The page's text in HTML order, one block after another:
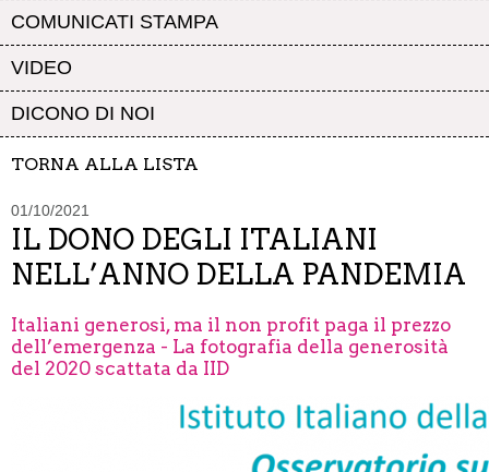
COMUNICATI STAMPA
VIDEO
DICONO DI NOI
TORNA ALLA LISTA
01/10/2021
IL DONO DEGLI ITALIANI
NELL’ANNO DELLA PANDEMIA
Italiani generosi, ma il non profit paga il prezzo
dell’emergenza - La fotografia della generosità
del 2020 scattata da IID